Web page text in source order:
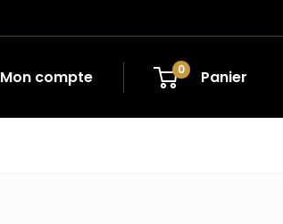
Mon compte 0 Panier